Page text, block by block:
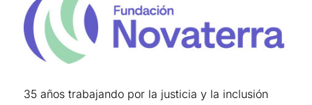
35 años trabajando por la justicia y la inclusión